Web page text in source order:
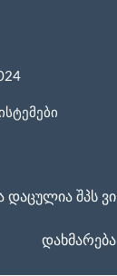
შპს
დახმარება